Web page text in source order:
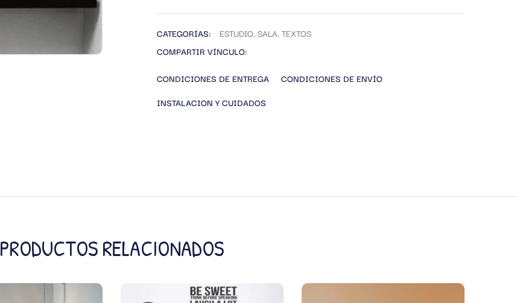
CATEGORÍAS: ESTUDIO, SALA, TEXTOS
COMPARTIR VÍNCULO:
CONDICIONES DE ENTREGA
CONDICIONES DE ENVÍO
INSTALACION Y CUIDADOS
PRODUCTOS RELACIONADOS